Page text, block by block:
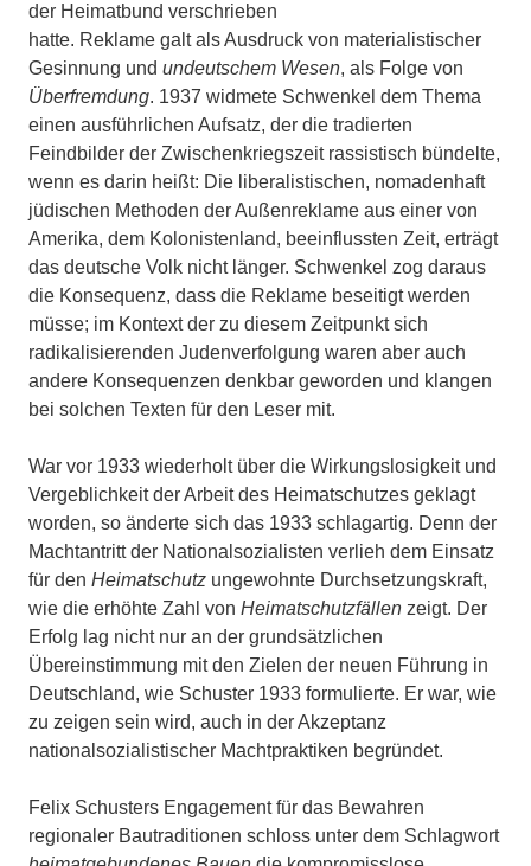
der Heimatbund verschrieben
hatte. Reklame galt als Ausdruck von materialistischer
Gesinnung und undeutschem Wesen, als Folge von
Überfremdung. 1937 widmete Schwenkel dem Thema
einen ausführlichen Aufsatz, der die tradierten
Feindbilder der Zwischenkriegszeit rassistisch bündelte,
wenn es darin heißt: Die liberalistischen, nomadenhaft
jüdischen Methoden der Außenreklame aus einer von
Amerika, dem Kolonistenland, beeinflussten Zeit, erträgt
das deutsche Volk nicht länger. Schwenkel zog daraus
die Konsequenz, dass die Reklame beseitigt werden
müsse; im Kontext der zu diesem Zeitpunkt sich
radikalisierenden Judenverfolgung waren aber auch
andere Konsequenzen denkbar geworden und klangen
bei solchen Texten für den Leser mit.
War vor 1933 wiederholt über die Wirkungslosigkeit und
Vergeblichkeit der Arbeit des Heimatschutzes geklagt
worden, so änderte sich das 1933 schlagartig. Denn der
Machtantritt der Nationalsozialisten verlieh dem Einsatz
für den Heimatschutz ungewohnte Durchsetzungskraft,
wie die erhöhte Zahl von Heimatschutzfällen zeigt. Der
Erfolg lag nicht nur an der grundsätzlichen
Übereinstimmung mit den Zielen der neuen Führung in
Deutschland, wie Schuster 1933 formulierte. Er war, wie
zu zeigen sein wird, auch in der Akzeptanz
nationalsozialistischer Machtpraktiken begründet.
Felix Schusters Engagement für das Bewahren
regionaler Bautraditionen schloss unter dem Schlagwort